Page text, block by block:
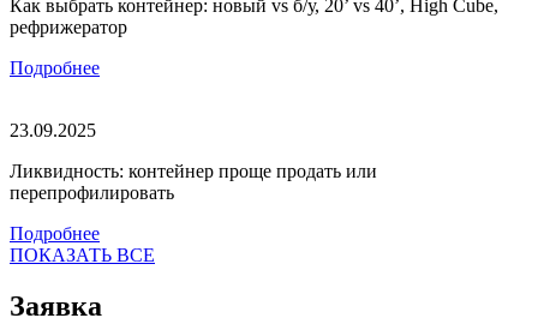
Как выбрать контейнер: новый vs б/у, 20’ vs 40’, High Cube,
рефрижератор
Подробнее
23.09.2025
Ликвидность: контейнер проще продать или
перепрофилировать
Подробнее
ПОКАЗАТЬ ВСЕ
Заявка